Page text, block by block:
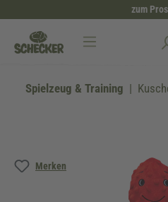
zum
Spielzeug & Training
Merken
Bildergalerie überspringen